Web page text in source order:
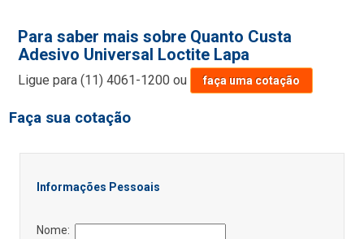
Para saber mais sobre Quanto Custa
Adesivo Universal Loctite Lapa
Ligue para(11) 4061-1200 ou faça uma cotação
Faça sua cotação
Informações Pessoais
Nome: